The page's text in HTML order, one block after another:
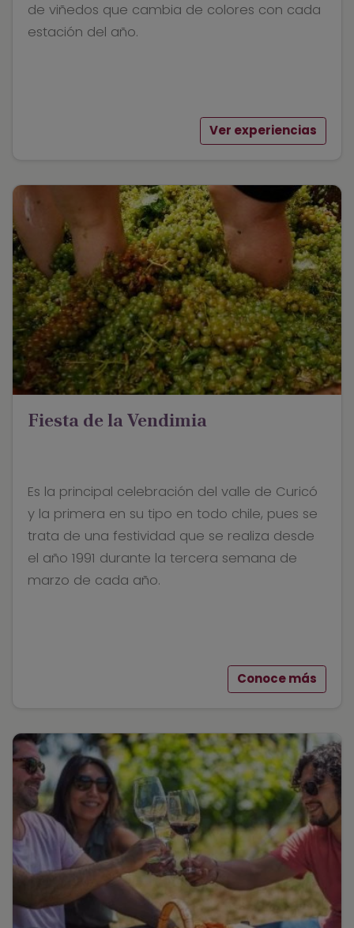
de viñedos que cambia de colores con cada
estación del año.
Ver experiencias
Fiesta de la Vendimia
Es la principal celebración del valle de Curicó
y la primera en su tipo en todo chile, pues se
trata de una festividad que se realiza desde
el año 1991 durante la tercera semana de
marzo de cada año.
Conoce más